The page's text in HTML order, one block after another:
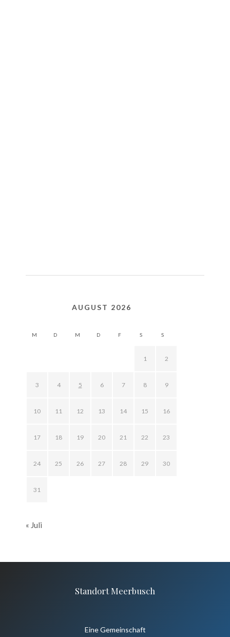
AUGUST 2026
M D M D F S S
1 2
3 4 5 6 7 8 9
10 11 12 13 14 15 16
17 18 19 20 21 22 23
24 25 26 27 28 29 30
31
« Juli
Standort Meerbusch
Eine Gemeinschaft